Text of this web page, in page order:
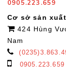
0905.223.659
Cơ sở sản
424 Hùng
Nam
0905.223.659